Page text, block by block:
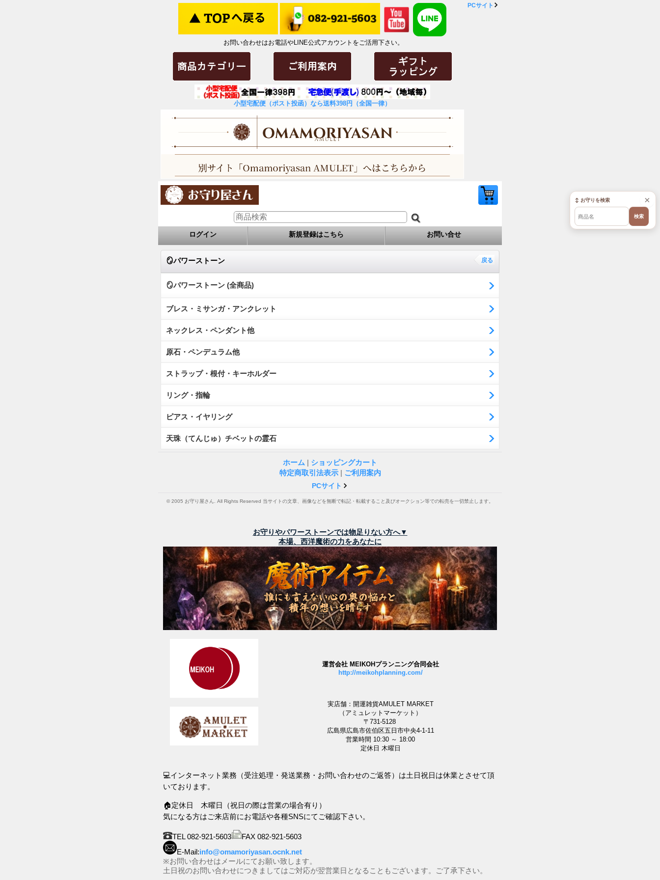
お問い合わせはお電話やLINE公式アカウントをご活用下さい。
小型宅配便（ポスト投函）なら送料398円（全国一律）
PCサイト
ログイン 新規登録はこちら お問い合せ
🪞パワーストーン 戻る
🪞パワーストーン (全商品)
ブレス・ミサンガ・アンクレット
ネックレス・ペンダント他
原石・ペンデュラム他
ストラップ・根付・キーホルダー
リング・指輪
ピアス・イヤリング
天珠（てんじゅ）チベットの霊石
ホーム | ショッピングカート
特定商取引法表示 | ご利用案内
PCサイト
© 2005 お守り屋さん. All Rights Reserved 当サイトの文章、画像などを無断で転記・転載すること及びオークション等での転売を一切禁止します。
お守りやパワーストーンでは物足りない方へ▼
本場、西洋魔術の力をあなたに
運営会社 MEIKOHプランニング合同会社
http://meikohplanning.com/
実店舗：開運雑貨AMULET MARKET
（アミュレットマーケット）
〒731-5128
広島県広島市佐伯区五日市中央4-1-11
営業時間 10:30 ～ 18:00
定休日 木曜日
💻インターネット業務（受注処理・発送業務・お問い合わせのご返答）は土日祝日は休業とさせて頂
いております。
🏠定休日 木曜日（祝日の際は営業の場合有り）
気になる方はご来店前にお電話や各種SNSにてご確認下さい。
TEL 082-921-5603
FAX 082-921-5603
E-Mail:info@omamoriyasan.ocnk.net
※お問い合わせはメールにてお願い致します。
土日祝のお問い合わせにつきましてはご対応が翌営業日となることもございます。ご了承下さい。
×
↕ お守りを検索
検索